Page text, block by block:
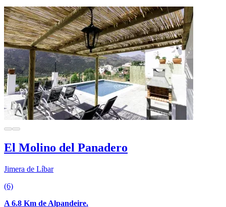
El Molino del Panadero
Jimera de Líbar
(6)
A 6.8 Km de Alpandeire.